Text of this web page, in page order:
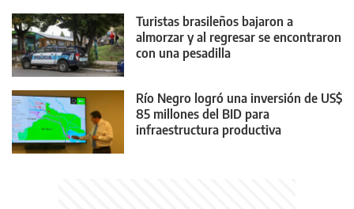
Turistas brasileños bajaron a
almorzar y al regresar se encontraron
con una pesadilla
Río Negro logró una inversión de US$
85 millones del BID para
infraestructura productiva